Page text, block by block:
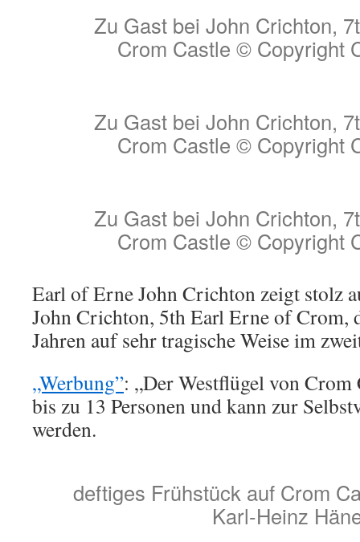
Zu Gast bei John Crichton,
Crom Castle © Copyright
Zu Gast bei John Crichton,
Crom Castle © Copyright
Zu Gast bei John Crichton,
Crom Castle © Copyright
Earl of Erne John Crichton zeigt stolz
John Crichton, 5th Earl Erne of Crom,
Jahren auf sehr tragische Weise im
„Werbung”: „Der Westflügel von
bis zu 13 Personen und kann zur
werden.
deftiges Frühstück auf Crom
Karl-Heinz